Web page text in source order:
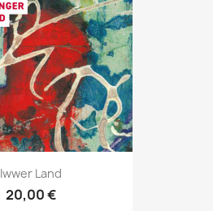
Iwwer Land
20,00 €